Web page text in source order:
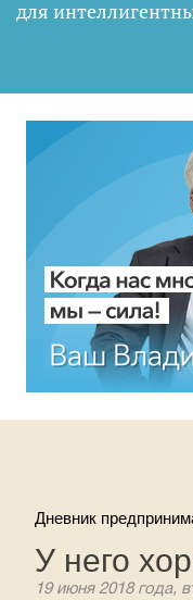
для
Дневник
У него
19 июня 2018 года,